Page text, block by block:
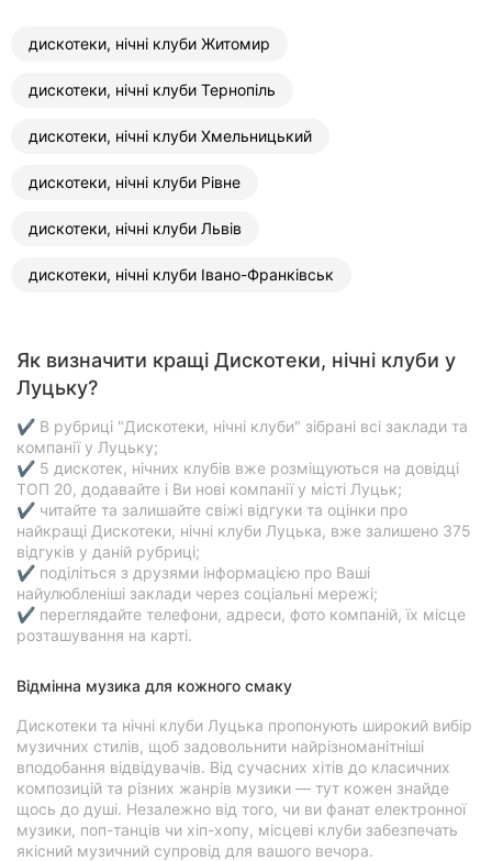
дискотеки, нічні клуби Житомир
дискотеки, нічні клуби Тернопіль
дискотеки, нічні клуби Хмельницький
дискотеки, нічні клуби Рівне
дискотеки, нічні клуби Львів
дискотеки, нічні клуби Івано-Франківськ
Як визначити кращі Дискотеки, нічні клуби у
Луцьку?
✔ В рубриці "Дискотеки, нічні клуби" зібрані всі заклади та
компанії у Луцьку;
✔ 5 дискотек, нічних клубів вже розміщуються на довідці
ТОП 20, додавайте і Ви нові компанії у місті Луцьк;
✔ читайте та залишайте свіжі відгуки та оцінки про
найкращі Дискотеки, нічні клуби Луцька, вже залишено 375
відгуків у даній рубриці;
✔ поділіться з друзями інформацією про Ваші
найулюбленіші заклади через соціальні мережі;
✔ переглядайте телефони, адреси, фото компаній, їх місце
розташування на карті.
Відмінна музика для кожного смаку
Дискотеки та нічні клуби Луцька пропонують широкий вибір
музичних стилів, щоб задовольнити найрізноманітніші
вподобання відвідувачів. Від сучасних хітів до класичних
композицій та різних жанрів музики — тут кожен знайде
щось до душі. Незалежно від того, чи ви фанат електронної
музики, поп-танців чи хіп-хопу, місцеві клуби забезпечать
якісний музичний супровід для вашого вечора.